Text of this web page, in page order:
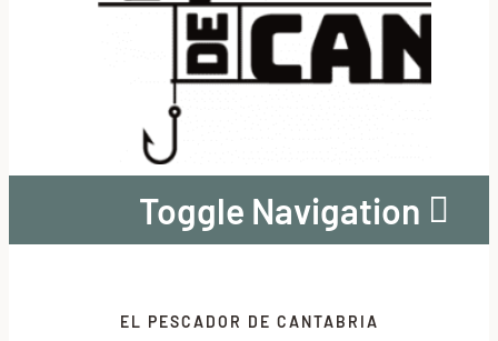
Toggle Navigation
Lotes promocionales
EL PESCADOR DE CANTABRIA